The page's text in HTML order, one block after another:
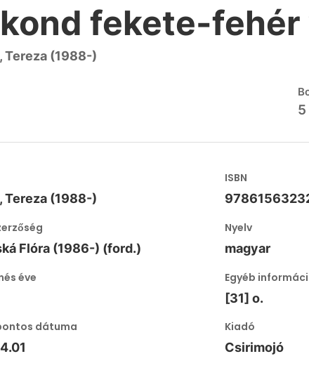
fekete-fehér
Tereza (1988-)
Tereza (1988-)
ISBN
Flóra (1986-) (ford.)
Nyelv
magyar
éve Egyéb
[31] o.
dátuma Kiadó
Csirimojó